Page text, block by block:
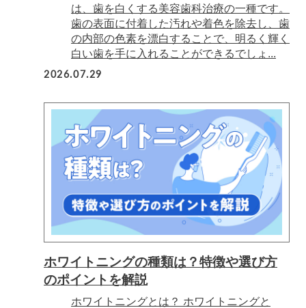
は、歯を白くする美容歯科治療の一種です。
歯の表面に付着した汚れや着色を除去し、歯
の内部の色素を漂白することで、明るく輝く
白い歯を手に入れることができるでしょ...
2026.07.29
ホワイトニングの種類は？特徴や選び方
のポイントを解説
ホワイトニングとは？ ホワイトニングと